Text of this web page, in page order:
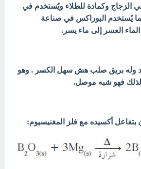
الزجاج وكمادة للطلاء ويُستخدم في
يُستخدم البوراكس في صناعة
العسر إلى ماء يسر.
وله بريق صلب هش سهل الكسر . وهو
لذلك فهو شبه موصل.
بتفاعل أكسيده مع فلز المغنيسيوم: